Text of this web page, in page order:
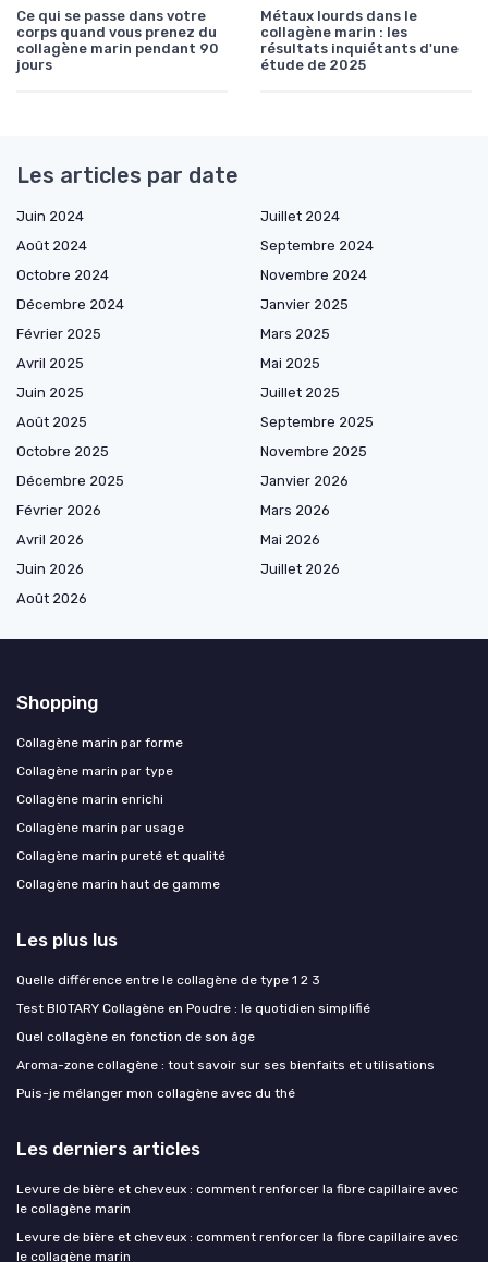
Ce qui se passe dans votre
corps quand vous prenez du
collagène marin pendant 90
jours
Métaux lourds dans le
collagène marin : les
résultats inquiétants d'une
étude de 2025
Les articles par date
Juin 2024
Juillet 2024
Août 2024
Septembre 2024
Octobre 2024
Novembre 2024
Décembre 2024
Janvier 2025
Février 2025
Mars 2025
Avril 2025
Mai 2025
Juin 2025
Juillet 2025
Août 2025
Septembre 2025
Octobre 2025
Novembre 2025
Décembre 2025
Janvier 2026
Février 2026
Mars 2026
Avril 2026
Mai 2026
Juin 2026
Juillet 2026
Août 2026
Shopping
Collagène marin par forme
Collagène marin par type
Collagène marin enrichi
Collagène marin par usage
Collagène marin pureté et qualité
Collagène marin haut de gamme
Les plus lus
Quelle différence entre le collagène de type 1 2 3
Test BIOTARY Collagène en Poudre : le quotidien simplifié
Quel collagène en fonction de son âge
Aroma-zone collagène : tout savoir sur ses bienfaits et utilisations
Puis-je mélanger mon collagène avec du thé
Les derniers articles
Levure de bière et cheveux : comment renforcer la fibre capillaire avec
le collagène marin
Levure de bière et cheveux : comment renforcer la fibre capillaire avec
le collagène marin